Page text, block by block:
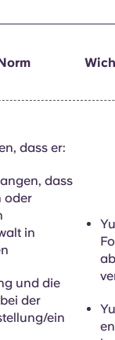
dass er:
dass
oder
in
und die
der
ein